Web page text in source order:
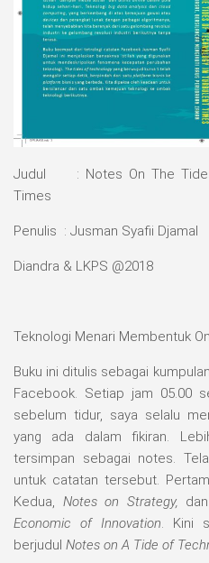
Judul : Notes On The Tides
Times
Penulis : Jusman Syafii Djamal
Diandra & LKPS @2018
Teknologi Menari Membentuk
Buku ini ditulis sebagai
Facebook. Setiap jam 05.00
sebelum tidur, saya selalu
yang ada dalam fikiran.
tersimpan sebagai notes.
untuk catatan tersebut.
Kedua, Notes on Strategy,
Economic of Innovation. Kini
berjudul Notes on A Tide of